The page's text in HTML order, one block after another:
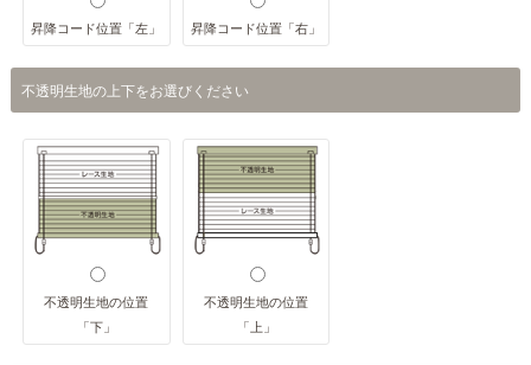
昇降コード位置「左」 昇降コード位置「右」
不透明生地の上下をお選びください
不透明生地の位置
「下」
不透明生地の位置
「上」